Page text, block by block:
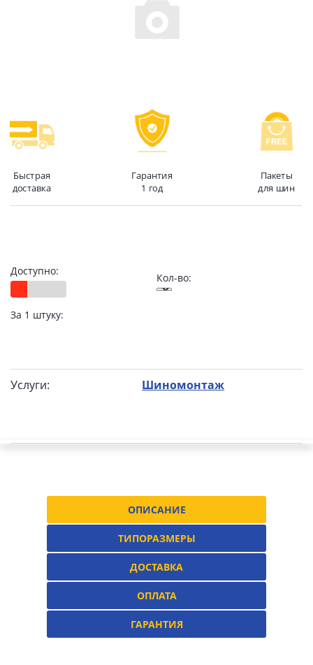
Быстрая
доставка
Гарантия
1 год
Пакеты
для шин
Доступно:
Кол-во:
За 1 штуку:
Услуги: Шиномонтаж
ОПИСАНИЕ
ТИПОРАЗМЕРЫ
ДОСТАВКА
ОПЛАТА
ГАРАНТИЯ